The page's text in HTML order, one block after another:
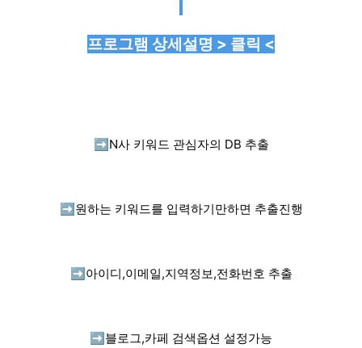
프로그램 상세설명 > 클릭 <
➡️ N사 키워드 관심자의 DB 추출
➡️ 원하는 키워드를 입력하기만하면 추출진행
➡️ 아이디,이메일,지역정보,전화번호 추출
➡️ 블로그,카페 검색옵션 설정가능